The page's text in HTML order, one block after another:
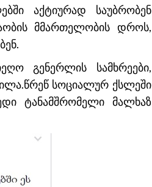
აქტიურად საუბრობენ
მმართელობის დროს,
გენერლის სამხრეები,
სოციალურ ქსლეში
ტანამშრომელი მალხაზ